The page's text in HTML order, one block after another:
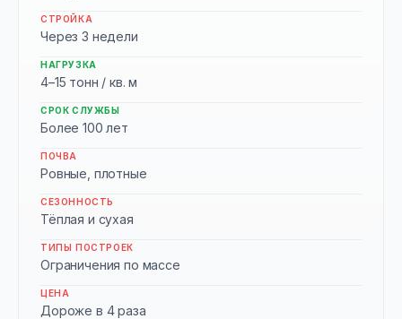
СТРОЙКА
Через 3 недели
НАГРУЗКА
4–15 тонн / кв. м
СРОК СЛУЖБЫ
Более 100 лет
ПОЧВА
Ровные, плотные
СЕЗОННОСТЬ
Тёплая и сухая
ТИПЫ ПОСТРОЕК
Ограничения по массе
ЦЕНА
Дороже в 4 раза